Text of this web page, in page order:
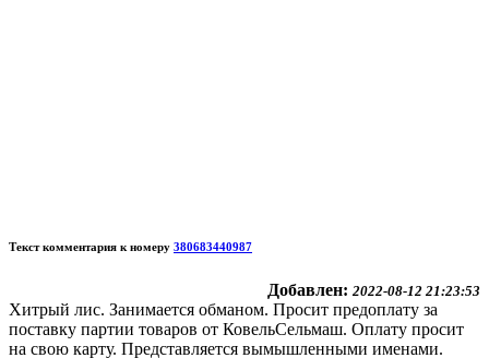
Текст комментария к номеру 380683440987
Добавлен: 2022-08-12 21:23:53
Хитрый лис. Занимается обманом. Просит предоплату за
поставку партии товаров от КовельСельмаш. Оплату просит
на свою карту. Представляется вымышленными именами.